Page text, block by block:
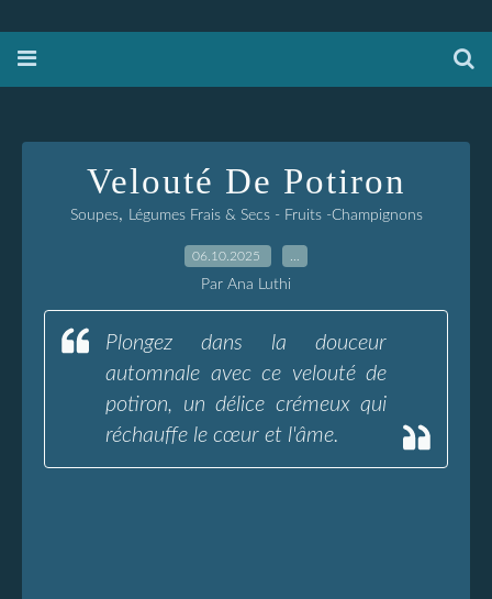
Velouté De Potiron
Soupes, Légumes Frais & Secs - Fruits -Champignons
06.10.2025
Par Ana Luthi
Plongez dans la douceur
automnale avec ce velouté de
potiron, un délice crémeux qui
réchauffe le cœur et l'âme.